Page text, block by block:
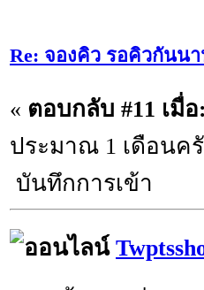
Re: จองคิว รอคิวกันน
« ตอบกลับ #11 เมื่อ:
ประมาณ 1 เดือนค
บันทึกการเข้า